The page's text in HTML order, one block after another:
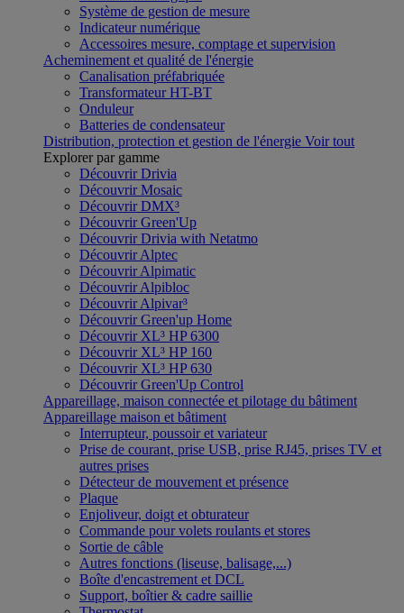
Système de gestion de mesure
Indicateur numérique
Accessoires mesure, comptage et supervision
Acheminement et qualité de l'énergie
Canalisation préfabriquée
Transformateur HT-BT
Onduleur
Batteries de condensateur
Distribution, protection et gestion de l'énergie Voir tout
Explorer par gamme
Découvrir Drivia
Découvrir Mosaic
Découvrir DMX³
Découvrir Green'Up
Découvrir Drivia with Netatmo
Découvrir Alptec
Découvrir Alpimatic
Découvrir Alpibloc
Découvrir Alpivar³
Découvrir Green'up Home
Découvrir XL³ HP 6300
Découvrir XL³ HP 160
Découvrir XL³ HP 630
Découvrir Green'Up Control
Appareillage, maison connectée et pilotage du bâtiment
Appareillage maison et bâtiment
Interrupteur, poussoir et variateur
Prise de courant, prise USB, prise RJ45, prises TV et
autres prises
Détecteur de mouvement et présence
Plaque
Enjoliveur, doigt et obturateur
Commande pour volets roulants et stores
Sortie de câble
Autres fonctions (liseuse, balisage,...)
Boîte d'encastrement et DCL
Support, boîtier & cadre saillie